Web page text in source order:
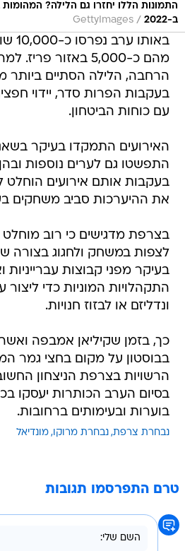
התמונות הללו יחזרו גם הלילה? המהומות
ב-2022
/
GettyImages
מהם כ-5,000 באזור
בעקבות הפרות סדר, יידוי
עם כוחות הביטחון.
האירועים התמקדו בעיקר
התפשטו גם לערים נוספות ובהן
בעקבות אותם אירועים
את ההיערכות סביב משחקים
בצרפת מדגישים כי רוב מוחלט
לצפות במשחק ולחגוג
בעיקר מפני קבוצות עברייניות
התקהלויות המוניות כדי
ונדליזם או לבזוז חנויות.
כך, בזמן שקיליאן אמבפה
בבוסטון על מקום בחצי גמר
הרשויות בצרפת הניצחון
בסיום הערב הכותרות יעסקו
בוערות ובעימותים ברחובות.
נבחרת צרפת נבחרת מרוקו מונדיאל
טרם התפרסמו תגובות